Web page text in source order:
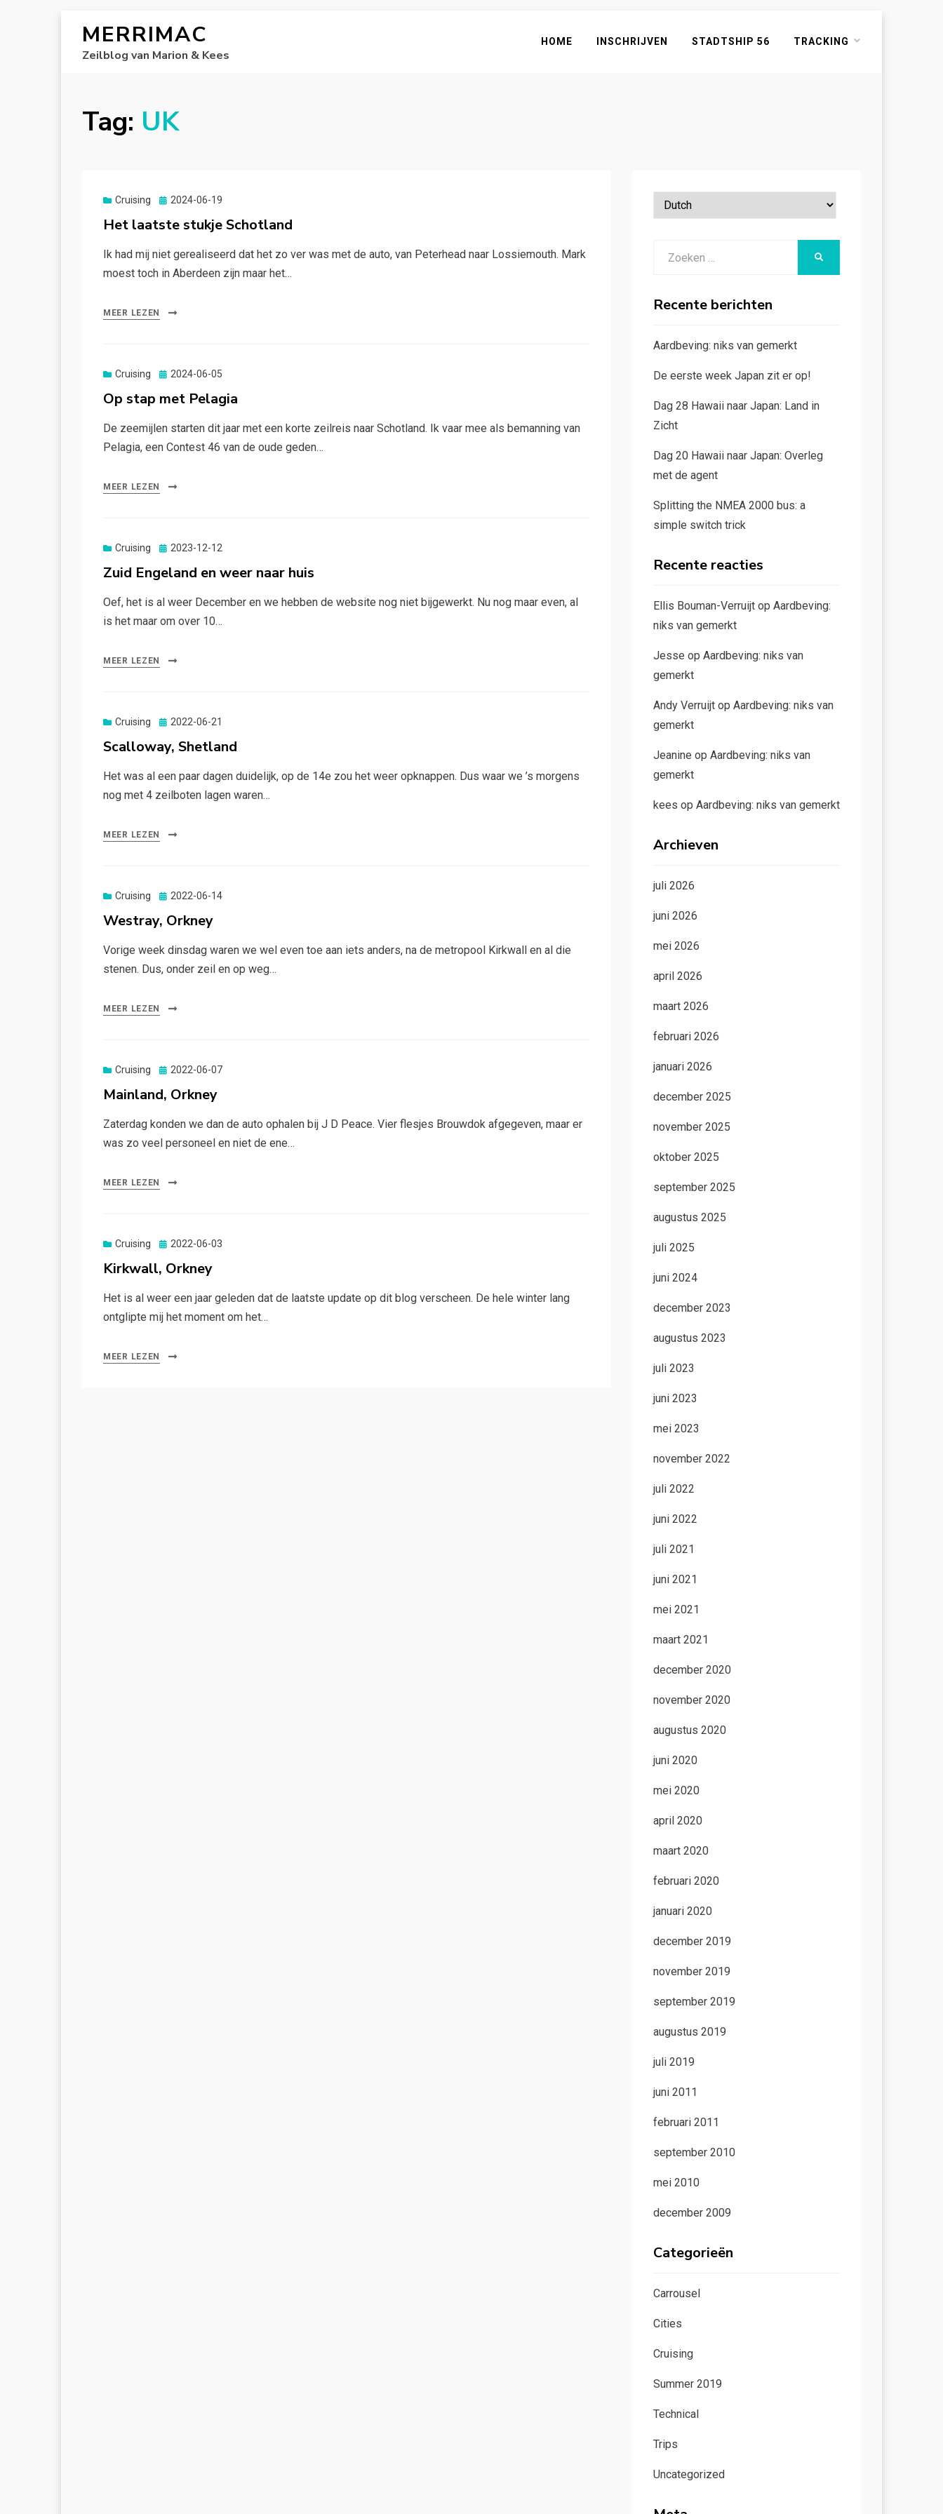
MERRIMAC
Zeilblog van Marion & Kees
HOME INSCHRIJVEN STADTSHIP 56 TRACKING
Tag: UK
Cruising
Gepubliceerd
2024-06-19
Het laatste stukje Schotland
Ik had mij niet gerealiseerd dat het zo ver was met de auto, van Peterhead naar Lossiemouth. Mark
moest toch in Aberdeen zijn maar het…
MEER LEZEN
Cruising
Gepubliceerd
2024-06-05
Op stap met Pelagia
De zeemijlen starten dit jaar met een korte zeilreis naar Schotland. Ik vaar mee als bemanning van
Pelagia, een Contest 46 van de oude geden…
MEER LEZEN
Cruising
Gepubliceerd
2023-12-12
Zuid Engeland en weer naar huis
Oef, het is al weer December en we hebben de website nog niet bijgewerkt. Nu nog maar even, al
is het maar om over 10…
MEER LEZEN
Cruising
Gepubliceerd
2022-06-21
Scalloway, Shetland
Het was al een paar dagen duidelijk, op de 14e zou het weer opknappen. Dus waar we ’s morgens
nog met 4 zeilboten lagen waren…
MEER LEZEN
Cruising
Gepubliceerd
2022-06-14
Westray, Orkney
Vorige week dinsdag waren we wel even toe aan iets anders, na de metropool Kirkwall en al die
stenen. Dus, onder zeil en op weg…
MEER LEZEN
Cruising
Gepubliceerd
2022-06-07
Mainland, Orkney
Zaterdag konden we dan de auto ophalen bij J D Peace. Vier flesjes Brouwdok afgegeven, maar er
was zo veel personeel en niet de ene…
MEER LEZEN
Cruising
Gepubliceerd
2022-06-03
Kirkwall, Orkney
Het is al weer een jaar geleden dat de laatste update op dit blog verscheen. De hele winter lang
ontglipte mij het moment om het…
MEER LEZEN
Recente berichten
Aardbeving: niks van gemerkt
De eerste week Japan zit er op!
Dag 28 Hawaii naar Japan: Land in
Zicht
Dag 20 Hawaii naar Japan: Overleg
met de agent
Splitting the NMEA 2000 bus: a
simple switch trick
Recente reacties
Ellis Bouman-Verruijtop Aardbeving:
niks van gemerkt
Jesse op Aardbeving: niks van
gemerkt
Andy Verruijtop Aardbeving: niks van
gemerkt
Jeanine op Aardbeving: niks van
gemerkt
kees op Aardbeving: niks van gemerkt
Archieven
juli 2026
juni 2026
mei 2026
april 2026
maart 2026
februari 2026
januari 2026
december 2025
november 2025
oktober 2025
september 2025
augustus 2025
juli 2025
juni 2024
december 2023
augustus 2023
juli 2023
juni 2023
mei 2023
november 2022
juli 2022
juni 2022
juli 2021
juni 2021
mei 2021
maart 2021
december 2020
november 2020
augustus 2020
juni 2020
mei 2020
april 2020
maart 2020
februari 2020
januari 2020
december 2019
november 2019
september 2019
augustus 2019
juli 2019
juni 2011
februari 2011
september 2010
mei 2010
december 2009
Categorieën
Carrousel
Cities
Cruising
Summer 2019
Technical
Trips
Uncategorized